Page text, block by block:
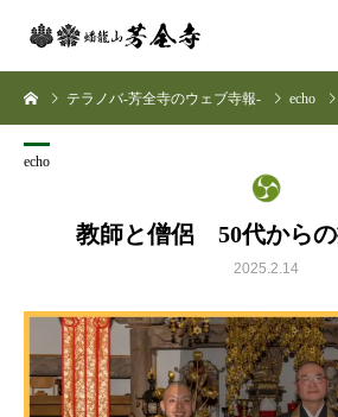
テラノバ-芳全寺のウェブ寺報- echo
echo
教師と僧侶 50代から
2025.2.14